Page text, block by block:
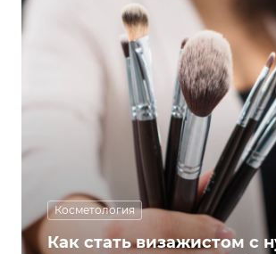
Косметология
Как стать визажистом с